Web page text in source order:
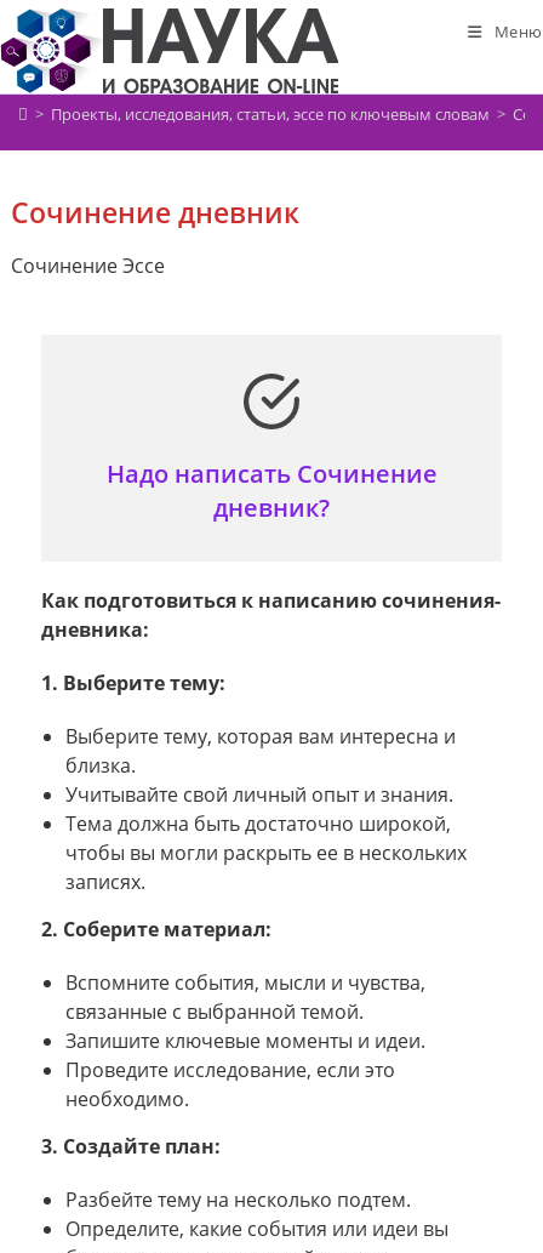
Перейти
к
содержимому
Меню
> Проекты, исследования, статьи, эссе по ключевым словам >
Сочинение дневник
Сочинение Эссе
Надо написать Сочинение
дневник?
Как подготовиться к написанию сочинения-
дневника:
1. Выберите тему:
Выберите тему, которая вам интересна и
близка.
Учитывайте свой личный опыт и знания.
Тема должна быть достаточно широкой,
чтобы вы могли раскрыть ее в нескольких
записях.
2. Соберите материал:
Вспомните события, мысли и чувства,
связанные с выбранной темой.
Запишите ключевые моменты и идеи.
Проведите исследование, если это
необходимо.
3. Создайте план:
Разбейте тему на несколько подтем.
Определите, какие события или идеи вы